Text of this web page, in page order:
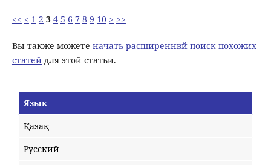
<< < 1 2 3 4 5 6 7 8 9 10 > >>
Вы также можете начать расширеннвй поиск похожих
статейдля этой статьи.
Язык
Қазақ
Русский